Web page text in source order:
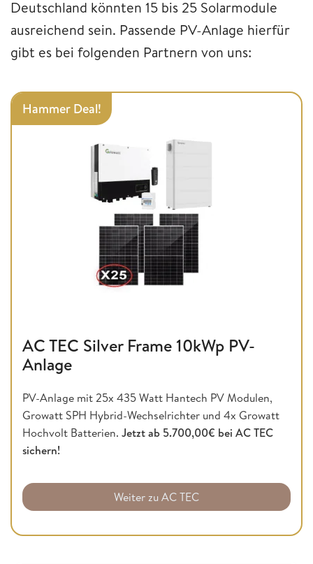
Deutschland könnten 15 bis 25 Solarmodule
ausreichend sein. Passende PV-Anlage hierfür
gibt es bei folgenden Partnern von uns:
Hammer Deal!
AC TEC Silver Frame 10kWp PV-
Anlage
PV-Anlage mit 25x 435 Watt Hantech PV Modulen,
Growatt SPH Hybrid-Wechselrichter und 4x Growatt
Hochvolt Batterien. Jetzt ab 5.700,00€ bei AC TEC
sichern!
Weiter zu AC TEC